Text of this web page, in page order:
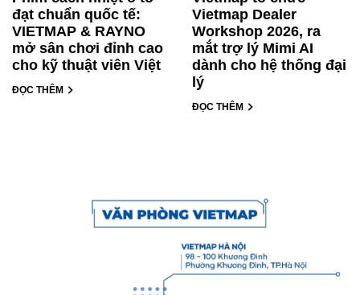
đạt chuẩn quốc tế:
VIETMAP & RAYNO
mở sân chơi đỉnh cao
cho kỹ thuật viên Việt
ĐỌC THÊM
Vietmap Dealer
Workshop 2026, ra
mắt trợ lý Mimi AI
dành cho hệ thống đại
lý
ĐỌC THÊM